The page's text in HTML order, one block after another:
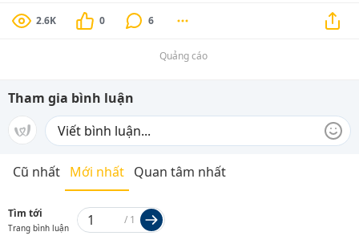
2.6K 0 6
Quảng cáo
Tham gia bình luận
Cũ nhất Mới nhất Quan tâm nhất
Tìm tới
Trang bình luận
/ 1